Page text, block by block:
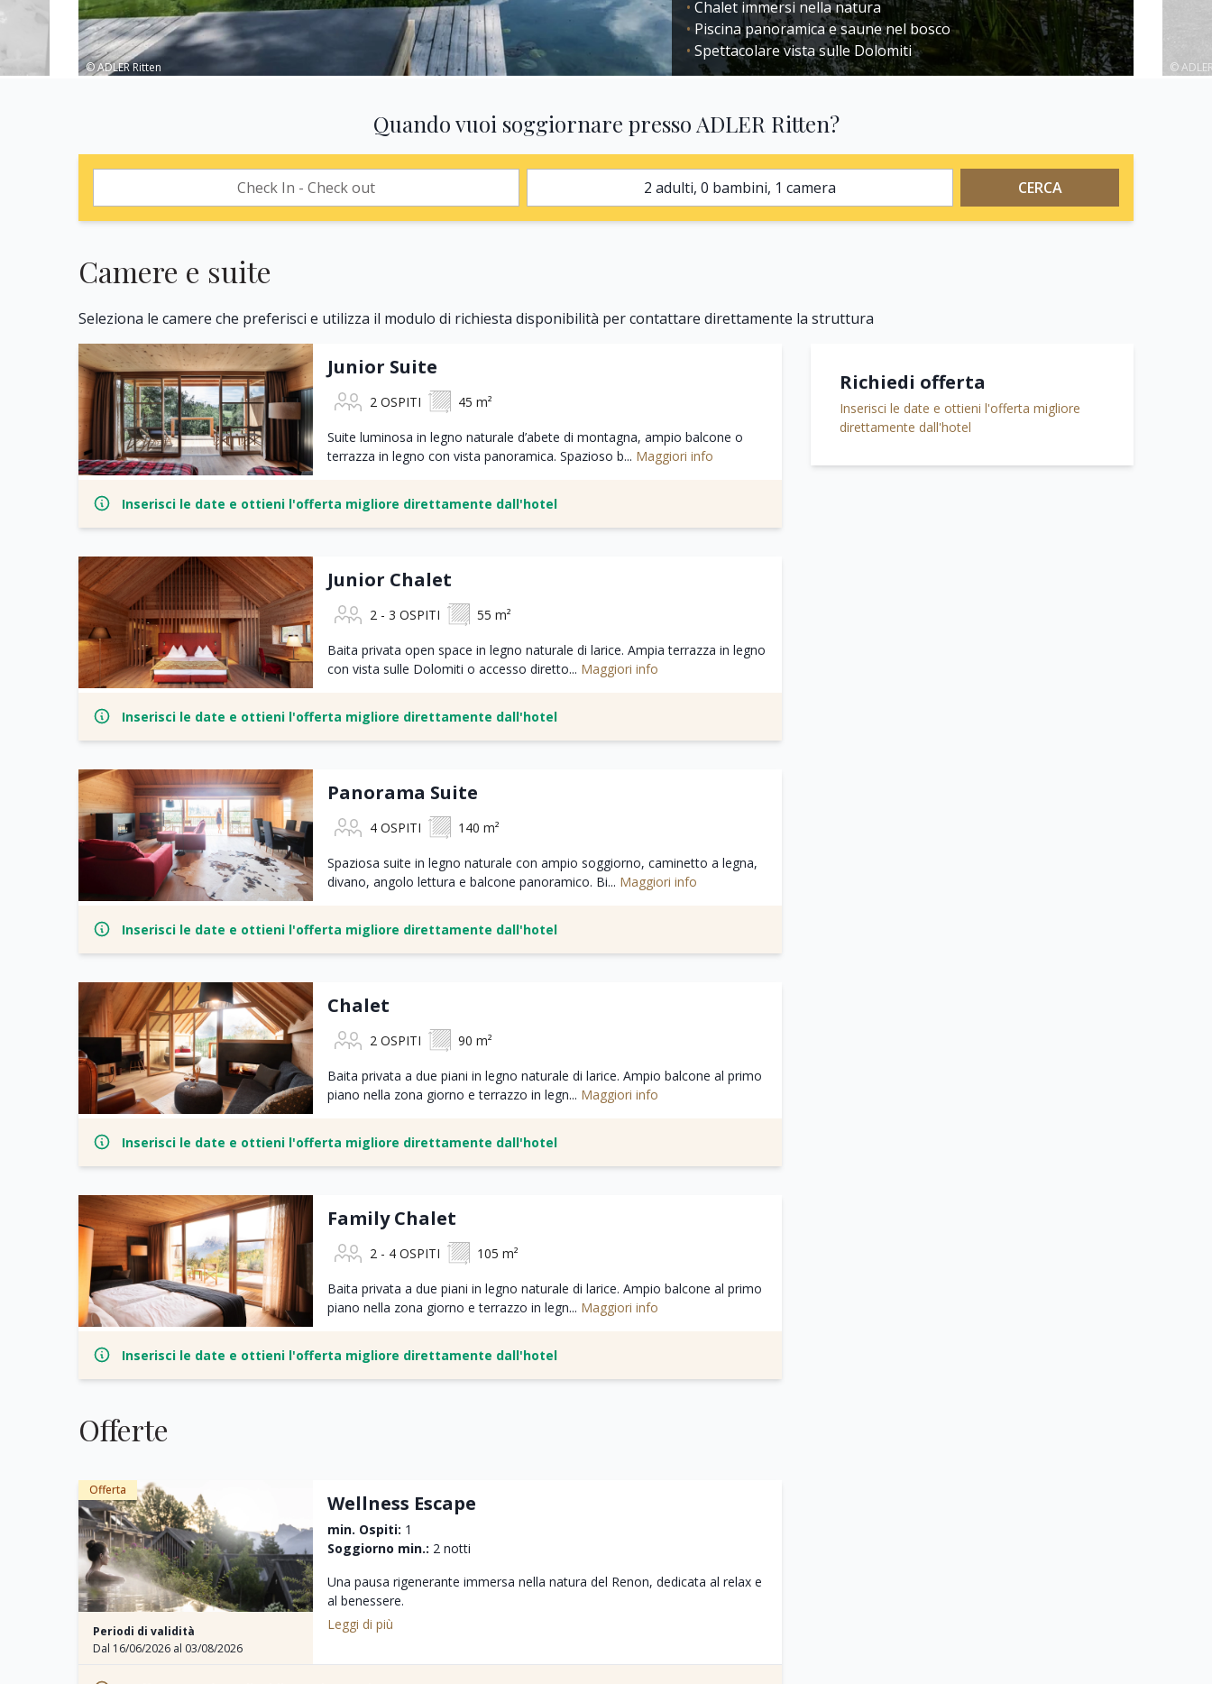
© ADLER Ritten
Chalet immersi nella natura
Piscina panoramica e saune nel bosco
Spettacolare vista sulle Dolomiti
©
Quando vuoi soggiornare presso ADLER Ritten?
2 adulti, 0 bambini, 1 camera CERCA
Camere e suite
Seleziona le camere che preferisci e utilizza il modulo di richiesta disponibilità per contattare direttamente la struttura
Junior Suite
2 OSPITI 45 m²
Suite luminosa in legno naturale d’abete di montagna, ampio balcone o
terrazza in legno con vista panoramica. Spazioso b... Maggiori info
Inserisci le date e ottieni l'offerta migliore direttamente dall'hotel
Junior Chalet
2 - 3 OSPITI 55 m²
Baita privata open space in legno naturale di larice. Ampia terrazza in legno
con vista sulle Dolomiti o accesso diretto... Maggiori info
Inserisci le date e ottieni l'offerta migliore direttamente dall'hotel
Panorama Suite
4 OSPITI 140 m²
Spaziosa suite in legno naturale con ampio soggiorno, caminetto a legna,
divano, angolo lettura e balcone panoramico. Bi... Maggiori info
Inserisci le date e ottieni l'offerta migliore direttamente dall'hotel
Chalet
2 OSPITI 90 m²
Baita privata a due piani in legno naturale di larice. Ampio balcone al primo
piano nella zona giorno e terrazzo in legn... Maggiori info
Inserisci le date e ottieni l'offerta migliore direttamente dall'hotel
Family Chalet
2 - 4 OSPITI 105 m²
Baita privata a due piani in legno naturale di larice. Ampio balcone al primo
piano nella zona giorno e terrazzo in legn... Maggiori info
Inserisci le date e ottieni l'offerta migliore direttamente dall'hotel
Offerte
Offerta
Periodi di validità
Dal 16/06/2026 al 03/08/2026
Wellness Escape
min. Ospiti: 1
Soggiorno min.: 2 notti
Una pausa rigenerante immersa nella natura del Renon, dedicata al relax e
al benessere.
Incluso per voi:
Leggi di più
Richiedi offerta
Inserisci le date e ottieni l'offerta migliore
direttamente dall'hotel